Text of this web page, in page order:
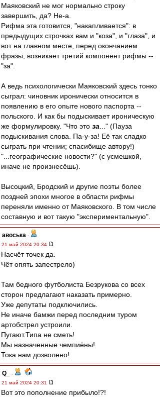
Маяковский не мог нормально строку
завершить, да? Не-а.
Рифма эта готовится, "накапливается": в
предыдущих строчках вам и "коза", и "глаза", и
вот на главном месте, перед окончанием
фразы, возникает третий компонент рифмы --
"за".
А ведь психологически Маяковский здесь тонко
сыграл: чиновник иронически относится в
появлению в его опыте нового паспорта --
польского. И как бы подыскивает ироническую
же формулировку. "Что это за ..." (Пауза
подыскивания слова. Па-у-за! Её так сладко
сыграть при чтении; спасибище автору!)
"...географические новости?" (с усмешкой,
иначе не произнесёшь).
Высоцкий, Бродский и другие поэты более
поздней эпохи многое в области рифмы
переняли именно от Маяковского. В том числе
составную и вот такую "экспериментальную".
авоська -
21 май 2024 20:34
Насчёт точек да.
Чёт опять запестрело)
Там бедного футболиста Безрукова со всех
сторон предлагают наказать примерно.
Уже депутаты подключились.
Не иначе бамжи перед последним туром
артобстрел устроили.
Пугают.Типа не сметь!
Мы назначенные чемпиёны!
Тока нам дозволено!
Q_
-
21 май 2024 20:31
Вот это пополнение прибыло!?!